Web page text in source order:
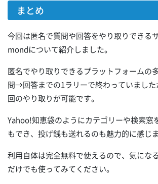
まとめ
今回は匿名で質問や回答をやり取りできる
mondについて紹介しました。
匿名でやり取りできるプラットフォームの
問→回答までの1ラリーで終わっていまし
回のやり取りが可能です。
Yahoo!知恵袋のようにカテゴリーや検索窓
もでき、投げ銭も送れるのも魅力的に感じま
利用自体は完全無料で使えるので、気にな
だけでも使ってみてください。